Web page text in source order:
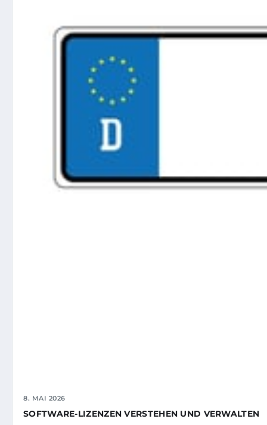
8. MAI 2026
SOFTWARE-LIZENZEN VERSTEHEN UND VERWALTEN